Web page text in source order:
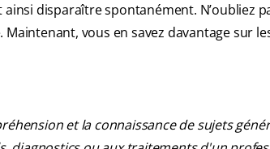
disparaître spontanément. N’oubliez
vous en savez davantage sur
et la connaissance de sujets